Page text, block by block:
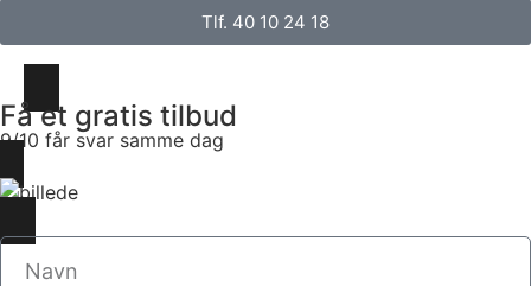
Tlf. 40 10 24 18
Få et gratis tilbud
9/10 får svar samme dag